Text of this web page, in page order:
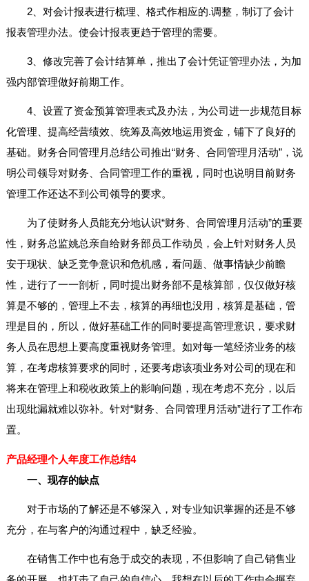
2、对会计报表进行梳理、格式作相应的.调整，制订了会计
报表管理办法。使会计报表更趋于管理的需要。
3、修改完善了会计结算单，推出了会计凭证管理办法，为加
强内部管理做好前期工作。
4、设置了资金预算管理表式及办法，为公司进一步规范目标
化管理、提高经营绩效、统筹及高效地运用资金，铺下了良好的
基础。财务合同管理月总结公司推出“财务、合同管理月活动”，说
明公司领导对财务、合同管理工作的重视，同时也说明目前财务
管理工作还达不到公司领导的要求。
为了使财务人员能充分地认识“财务、合同管理月活动”的重要
性，财务总监姚总亲自给财务部员工作动员，会上针对财务人员
安于现状、缺乏竞争意识和危机感，看问题、做事情缺少前瞻
性，进行了一一剖析，同时提出财务部不是核算部，仅仅做好核
算是不够的，管理上不去，核算的再细也没用，核算是基础，管
理是目的，所以，做好基础工作的同时要提高管理意识，要求财
务人员在思想上要高度重视财务管理。如对每一笔经济业务的核
算，在考虑核算要求的同时，还要考虑该项业务对公司的现在和
将来在管理上和税收政策上的影响问题，现在考虑不充分，以后
出现纰漏就难以弥补。针对“财务、合同管理月活动”进行了工作布
置。
产品经理个人年度工作总结4
一、现存的缺点
对于市场的了解还是不够深入，对专业知识掌握的还是不够
充分，在与客户的沟通过程中，缺乏经验。
在销售工作中也有急于成交的表现，不但影响了自己销售业